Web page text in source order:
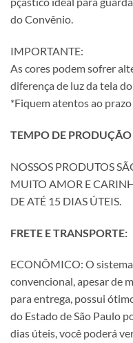
do Convênio.
IMPORTANTE:
As cores podem sofrer
diferença de luz da tela
*Fiquem atentos ao
TEMPO DE PRODUÇÃO
NOSSOS PRODUTOS
MUITO AMOR E
DE ATÉ 15 DIAS ÚTEIS.
FRETE E TRANSPORTE:
ECONÔMICO: O
convencional, apesar de
para entrega, possui
do Estado de São Paulo
dias úteis, você poderá